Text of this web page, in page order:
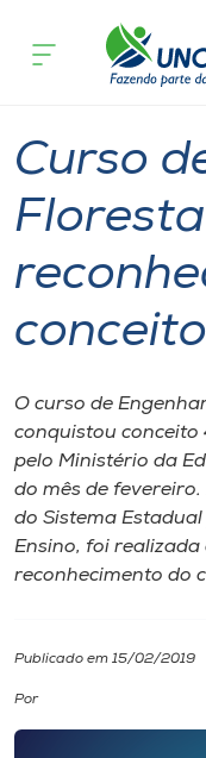
Cursos
Pesquisa
Atendimento ao
Portal de Ensino
A
Unoesc
I.nova
Diplomados
Cultura
acontece
Curso
O curso de
conquistou conceito
pelo Ministério da
do mês de
do Sistema
Ensino, foi
reconhecimento do
Publicado em 15/02/2019
Por